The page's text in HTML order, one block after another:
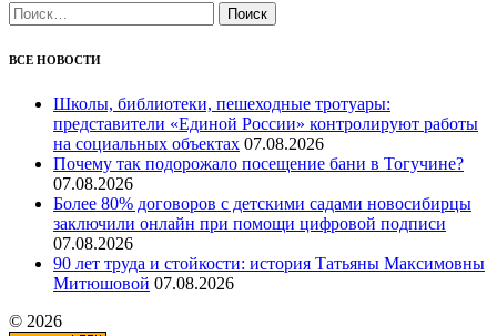
Найти:
ВСЕ НОВОСТИ
Школы, библиотеки, пешеходные тротуары:
представители «Единой России» контролируют работы
на социальных объектах 07.08.2026
Почему так подорожало посещение бани в Тогучине?
07.08.2026
Более 80% договоров с детскими садами новосибирцы
заключили онлайн при помощи цифровой подписи
07.08.2026
90 лет труда и стойкости: история Татьяны Максимовны
Митюшовой 07.08.2026
© 2026